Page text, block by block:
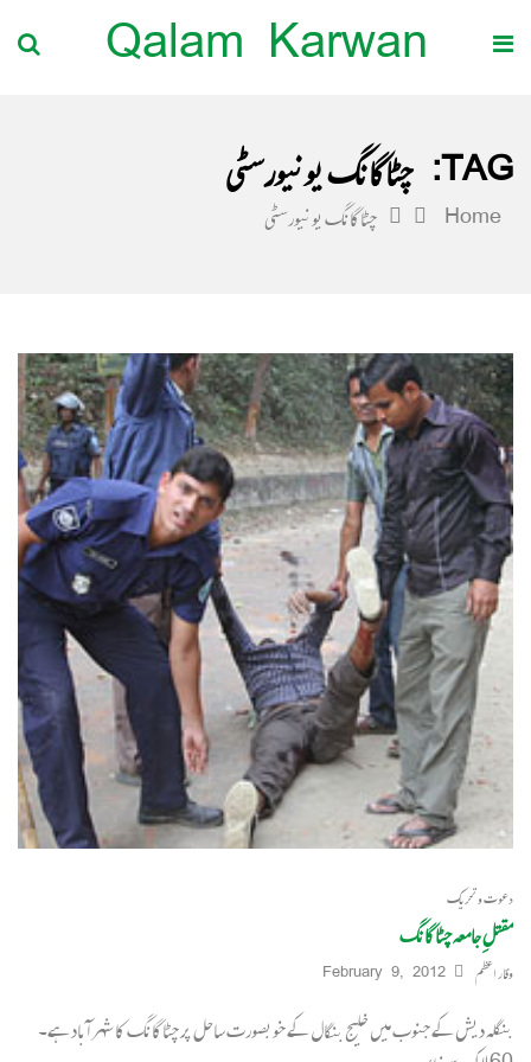
Qalam Karwan
TAG: چٹاگانگ یونیورسٹی
Home چٹاگانگ یونیورسٹی
دعوت و تحریک
مقتلِ جامعہ چٹاگانگ
وقار اعظم February 9, 2012
بنگلہ دیش کے جنوب میں خلیج بنگال کے خوبصورت ساحل پر چٹاگانگ کا شہر آباد ہے۔